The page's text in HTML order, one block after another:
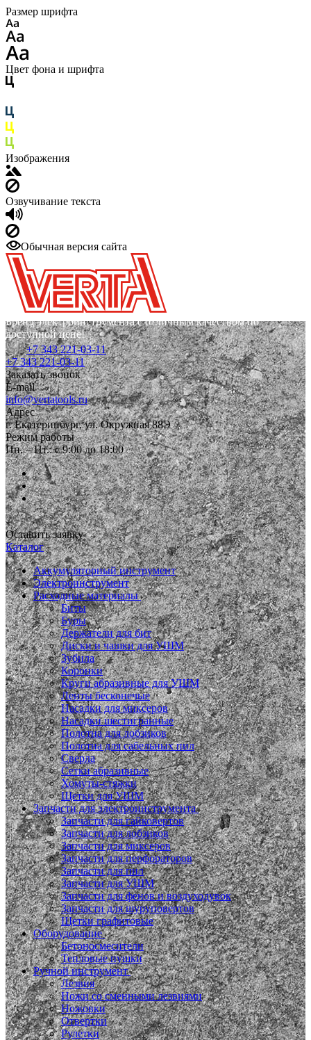
Размер шрифта
Цвет фона и шрифта
Изображения
Озвучивание текста
Обычная версия сайта
Бренд электроинструмента с отличным качеством по
доступной цене!
+7 343 221-03-11
+7 343 221-03-11
Заказать звонок
E-mail
info@vertatools.ru
Адрес
г. Екатеринбург, ул. Окружная 88Э
Режим работы
Пн. – Пт.: с 9:00 до 18:00
Оставить заявку
Каталог
Аккумуляторный инструмент
Электроинструмент
Расходные материалы
Биты
Буры
Держатели для бит
Диски и чашки для УШМ
Зубила
Коронки
Круги абразивные для УШМ
Ленты бесконечые
Насадки для миксеров
Насадки шестигранные
Полотна для лобзиков
Полотна для сабельных пил
Сверла
Сетки абразивные
Хомуты-стяжки
Щетки для УШМ
Запчасти для электроинструмента
Запчасти для гайковертов
Запчасти для лобзиков
Запчасти для миксеров
Запчасти для перфораторов
Запчасти для пил
Запчасти для УШМ
Запчасти для фенов и воздуходувок
Запчасти для шуруповертов
Щетки графитовые
Оборудование
Бетоносмесители
Тепловые пушки
Ручной инструмент
Лезвия
Ножи со сменными лезвиями
Ножовки
Отвертки
Рулетки